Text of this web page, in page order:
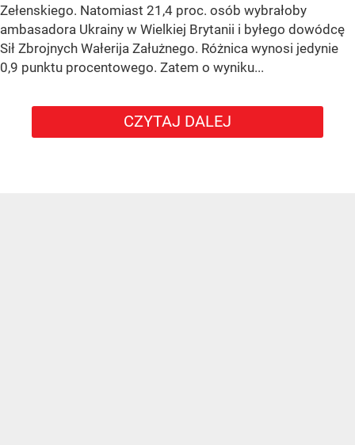
Zełenskiego. Natomiast 21,4 proc. osób wybrałoby
ambasadora Ukrainy w Wielkiej Brytanii i byłego dowódcę
Sił Zbrojnych Wałerija Załużnego. Różnica wynosi jedynie
0,9 punktu procentowego. Zatem o wyniku...
CZYTAJ DALEJ